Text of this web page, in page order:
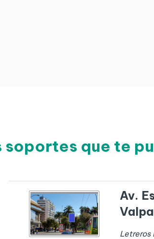
soportes que te
Av.
Letreros